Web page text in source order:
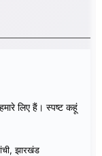
लिए हैं। स्पष्ट कहूं
झारखंड